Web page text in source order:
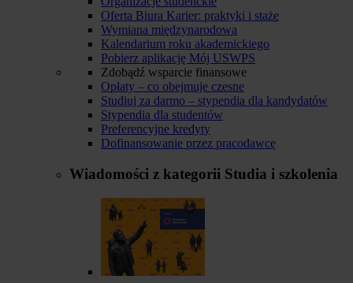
Oferta Biura Karier: praktyki i staże
Wymiana międzynarodowa
Kalendarium roku akademickiego
Pobierz aplikację Mój USWPS
Zdobądź wsparcie finansowe
Opłaty – co obejmuje czesne
Studiuj za darmo – stypendia dla kandydatów
Stypendia dla studentów
Preferencyjne kredyty
Dofinansowanie przez pracodawcę
Wiadomości z kategorii Studia i szkolenia